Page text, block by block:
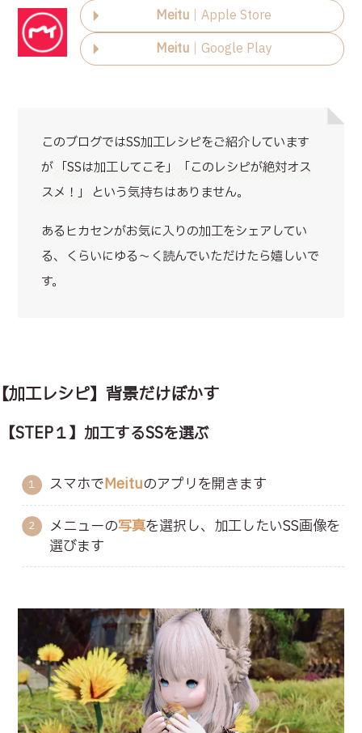
Meitu ｜Apple Store
Meitu｜Google Play
このブログではSS加工レシピをご紹介しています
が 「SSは加工してこそ」「このレシピが絶対オス
スメ！」
という気持ちはありません。
あるヒカセンがお気に入りの加工をシェアしてい
る、くらいにゆる～く読んでいただけたら嬉しいで
す。
加工レシピ】背景だけぼかす
【STEP１】加工するSSを選ぶ
スマホでMeituのアプリを開きます
メニューの写真を選択し、加工したいSS画像を
選びます